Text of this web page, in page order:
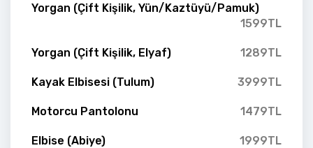
Yorgan (Çift Kişilik, Yün/Kaztüyü/Pamuk)
1599TL
Yorgan (Çift Kişilik, Elyaf) 1289TL
Kayak Elbisesi (Tulum) 3999TL
Motorcu Pantolonu 1479TL
Elbise (Abiye) 1999TL